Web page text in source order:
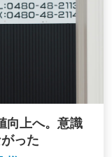
向上へ。意識
った